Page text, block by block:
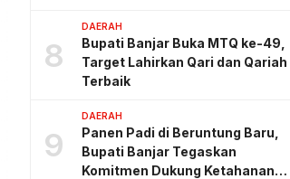
8
DAERAH
Bupati Banjar Buka MTQ ke-49,
Target Lahirkan Qari dan Qariah
Terbaik
9
DAERAH
Panen Padi di Beruntung Baru,
Bupati Banjar Tegaskan
Komitmen Dukung Ketahanan